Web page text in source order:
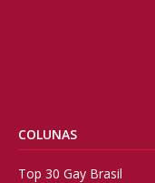
COLUNAS
Top 30 Gay Brasil